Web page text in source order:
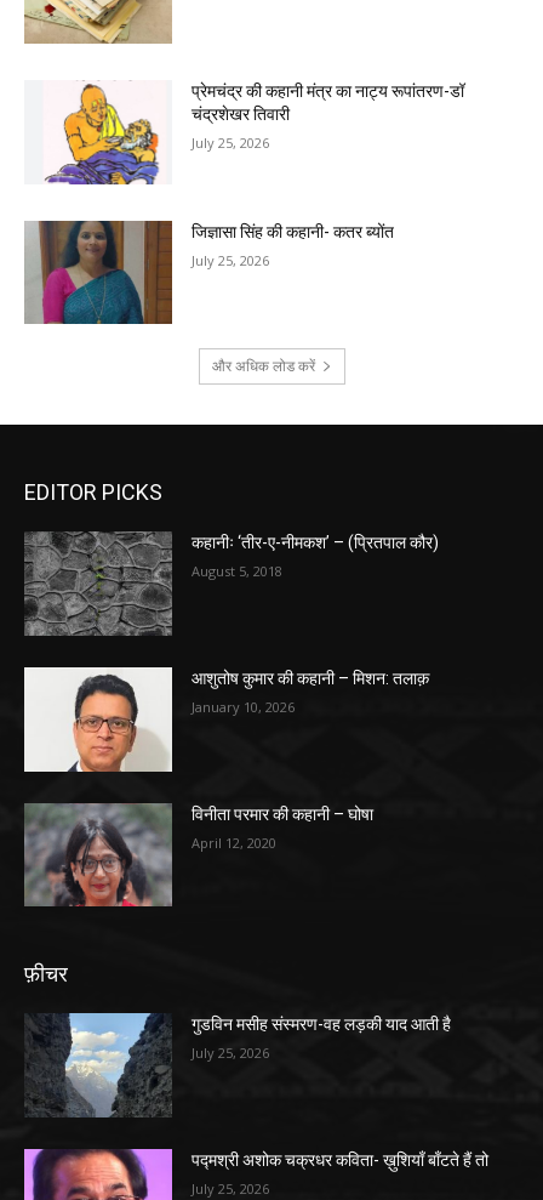
प्रेमचंद्र की कहानी मंत्र का नाट्य रूपांतरण-डॉ
चंद्रशेखर तिवारी
July 25, 2026
जिज्ञासा सिंह की कहानी- कतर ब्योंत
July 25, 2026
और अधिक लोड करें
EDITOR PICKS
कहानीः ‘तीर-ए-नीमकश’ – (प्रितपाल कौर)
August 5, 2018
आशुतोष कुमार की कहानी – मिशन: तलाक़
January 10, 2026
विनीता परमार की कहानी – घोषा
April 12, 2020
फ़ीचर
गुडविन मसीह संस्मरण-वह लड़की याद आती है
July 25, 2026
पद्मश्री अशोक चक्रधर कविता- ख़ुशियाँ बाँटते हैं तो
July 25, 2026